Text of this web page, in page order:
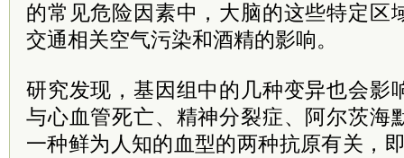
的常见危险因素中，大脑的这些特定区
交通相关空气污染和酒精的影响。
研究发现，基因组中的几种变异也会影
与心血管死亡、精神分裂症、阿尔茨海
一种鲜为人知的血型的两种抗原有关，